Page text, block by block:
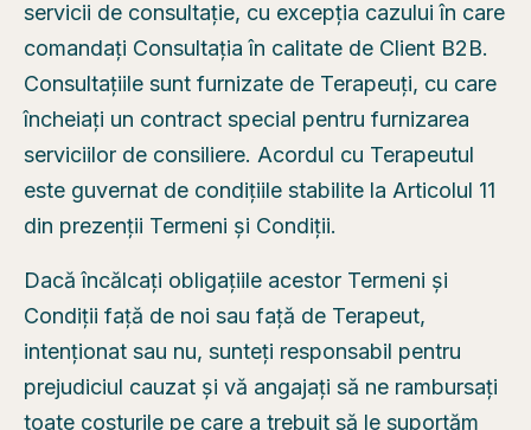
servicii de consultație, cu excepția cazului în care
comandați Consultația în calitate de Client B2B.
Consultațiile sunt furnizate de Terapeuți, cu care
încheiați un contract special pentru furnizarea
serviciilor de consiliere. Acordul cu Terapeutul
este guvernat de condițiile stabilite la Articolul 11
din prezenții Termeni și Condiții.
Dacă încălcați obligațiile acestor Termeni și
Condiții față de noi sau față de Terapeut,
intenționat sau nu, sunteți responsabil pentru
prejudiciul cauzat și vă angajați să ne rambursați
toate costurile pe care a trebuit să le suportăm